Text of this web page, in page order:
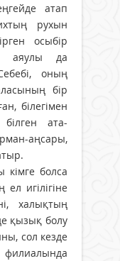
атап
рухын
осыбір
аяулы да
оның
бір
білегімен
ата-
аңсары,
кімге болса
игілігіне
халықтың
қызық болу
сол кезде